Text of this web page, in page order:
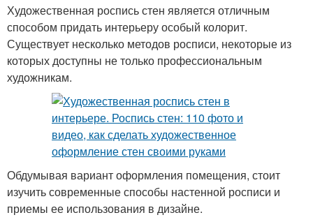
Художественная роспись стен является отличным
способом придать интерьеру особый колорит.
Существует несколько методов росписи, некоторые из
которых доступны не только профессиональным
художникам.
Обдумывая вариант оформления помещения, стоит
изучить современные способы настенной росписи и
приемы ее использования в дизайне.